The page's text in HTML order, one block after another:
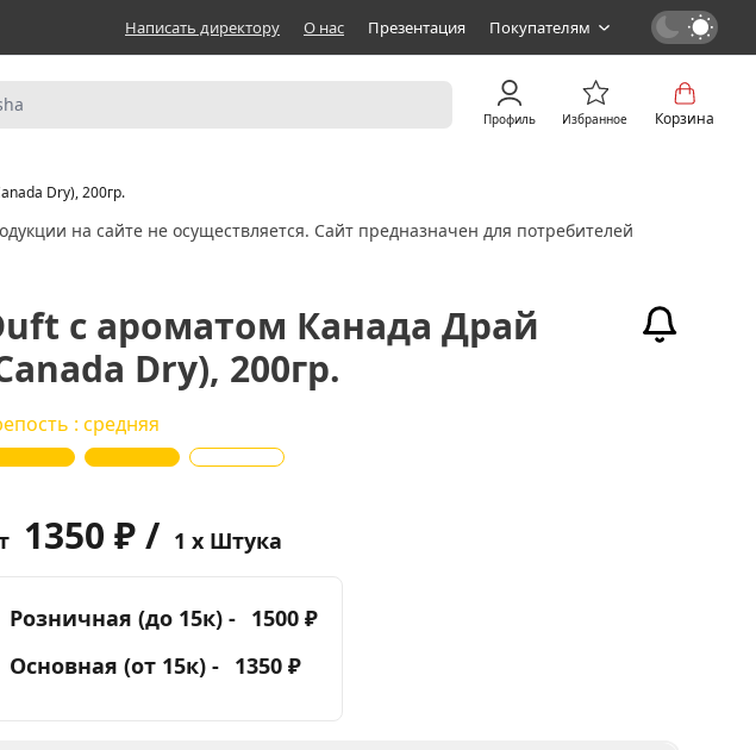
Написать директору О нас Презентация Покупателям
Профиль Избранное Корзина
Dry), 200гр.
на сайте не осуществляется. Сайт предназначен для потребителей
с ароматом Канада Драй
Dry), 200гр.
: средняя
1350 ₽ / 1 x Штука
Розничная (до 15к) - 1500 ₽
Основная (от 15к) - 1350 ₽